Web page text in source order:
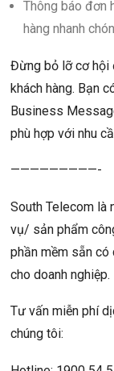
Thông báo đơn
hàng nhanh
Đừng bỏ lỡ cơ hội
khách hàng. Bạn
Business
phù hợp với nhu
—————————-
South Telecom là
vụ/ sản phẩm
phần mềm sẵn có
cho doanh nghiệp.
Tư vấn miễn phí
chúng tôi: